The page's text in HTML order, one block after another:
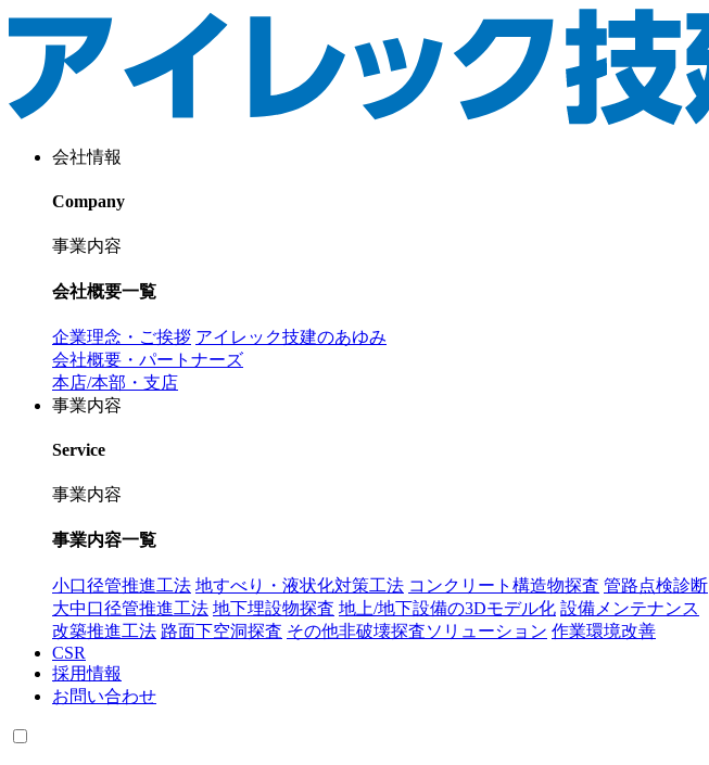
会社情報
Company
事業内容
会社概要一覧
企業理念・ご挨拶 アイレック技建のあゆみ
会社概要・パートナーズ
本店/本部・支店
事業内容
Service
事業内容
事業内容一覧
小口径管推進工法 地すべり・液状化対策工法 コンクリート構造物探査 管路点検診断
大中口径管推進工法 地下埋設物探査 地上/地下設備の3Dモデル化 設備メンテナンス
改築推進工法 路面下空洞探査 その他非破壊探査ソリューション 作業環境改善
CSR
採用情報
お問い合わせ